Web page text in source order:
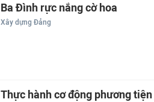
Ba Đình rực nắng cờ hoa
Xây dựng Đảng
Thực hành cơ động phương tiện